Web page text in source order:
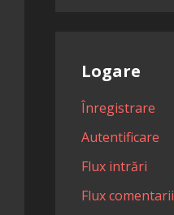
Logare
Înregistrare
Autentificare
Flux intrări
Flux comentarii